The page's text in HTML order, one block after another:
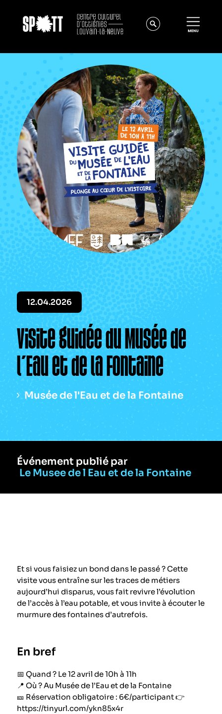
Actualités
À propos
Équipe
Instances
Offres d'emploi
Le périodique
Contact
12.04.2026
Visite guidée du Musée de
l’Eau et de la Fontaine
Musée de l'Eau et de la Fontaine
Événement publié par
Le Musee de l Eau et de la Fontaine
Et si vous faisiez un bond dans le passé ? Cette
visite vous entraîne sur les traces de métiers
aujourd’hui disparus, vous fait revivre l’évolution
de l’accès à l’eau potable, et vous invite à écouter le
murmure des fontaines d’autrefois.
En bref
📅 Quand ? Le 12 avril de 10h à 11h
📍 Où ? Au Musée de l’Eau et de la Fontaine
🎫 Réservation obligatoire : 6€/participant 👉
https://tinyurl.com/ykn85x4r